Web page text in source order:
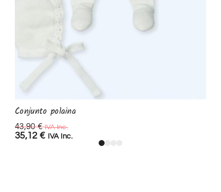
Conjunto polaina
43,90€ IVA Inc.
35,12 € IVA Inc.